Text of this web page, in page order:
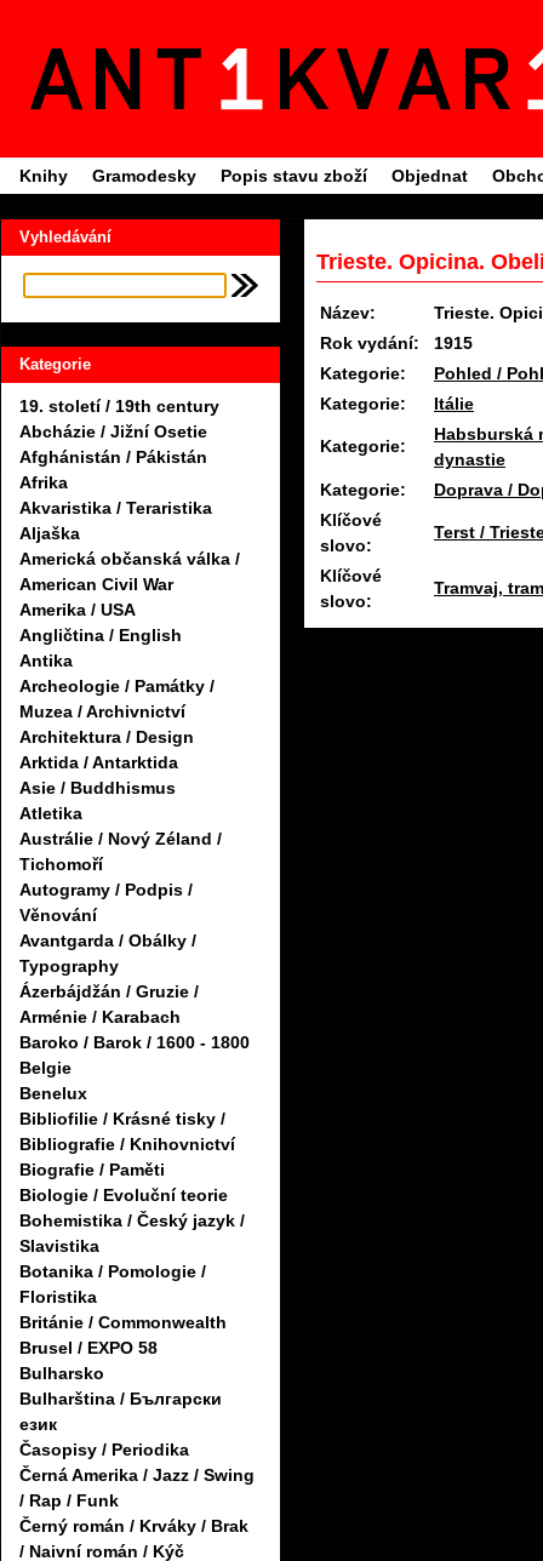
Knihy Gramodesky Popis stavu zboží Objednat
Vyhledávání
Kategorie
19. století / 19th century
Abcházie / Jižní Osetie
Afghánistán / Pákistán
Afrika
Akvaristika / Teraristika
Aljaška
Americká občanská válka /
American Civil War
Amerika / USA
Angličtina / English
Antika
Archeologie / Památky /
Muzea / Archivnictví
Architektura / Design
Arktida / Antarktida
Asie / Buddhismus
Atletika
Austrálie / Nový Zéland /
Tichomoří
Autogramy / Podpis /
Věnování
Avantgarda / Obálky /
Typography
Ázerbájdžán / Gruzie /
Arménie / Karabach
Baroko / Barok / 1600 - 1800
Belgie
Benelux
Bibliofilie / Krásné tisky /
Bibliografie / Knihovnictví
Biografie / Paměti
Biologie / Evoluční teorie
Bohemistika / Český jazyk /
Slavistika
Botanika / Pomologie /
Floristika
Británie / Commonwealth
Brusel / EXPO 58
Bulharsko
Bulharština / Български
език
Časopisy / Periodika
Černá Amerika / Jazz / Swing
/ Rap / Funk
Černý román / Krváky / Brak
/ Naivní román / Kýč
Trieste. Opicina.
Název:
Trieste.
Rok vydání:
1915
Kategorie:
Pohled /
Kategorie:
Itálie
Kategorie:
Habsburská
dynastie
Kategorie:
Doprava /
Klíčové
slovo:
Terst /
Klíčové
slovo:
Tramvaj,